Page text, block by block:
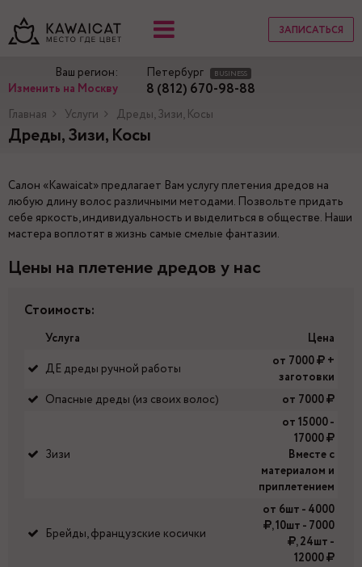
ЗАПИСАТЬСЯ
Ваш регион:
Изменить на Москву
Петербург BUSINESS
8 (812) 670-98-88
Главная Услуги Дреды, Зизи, Косы
Дреды, Зизи, Косы
Салон «Kawaicat» предлагает Вам услугу плетения дредов на
любую длину волос различными методами. Позвольте придать
себе яркость, индивидуальность и выделиться в обществе. Наши
мастера воплотят в жизнь самые смелые фантазии.
Цены на плетение дредов у нас
Стоимость:
Услуга
Цена
ДЕ дреды ручной работы
от 7000
+
заготовки
Опасные дреды (из своих волос)
от 7000
Зизи
от 15000 -
17000
Вместе с
материалом и
приплетением
Брейды, французские косички
от 6шт - 4000
, 10шт - 7000
, 24шт -
12000